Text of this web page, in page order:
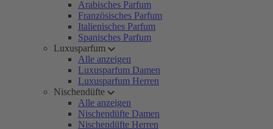
Arabisches Parfum
Französisches Parfum
Italienisches Parfum
Spanisches Parfum
Luxusparfum
Alle anzeigen
Luxusparfum Damen
Luxusparfum Herren
Nischendüfte
Alle anzeigen
Nischendüfte Damen
Nischendüfte Herren